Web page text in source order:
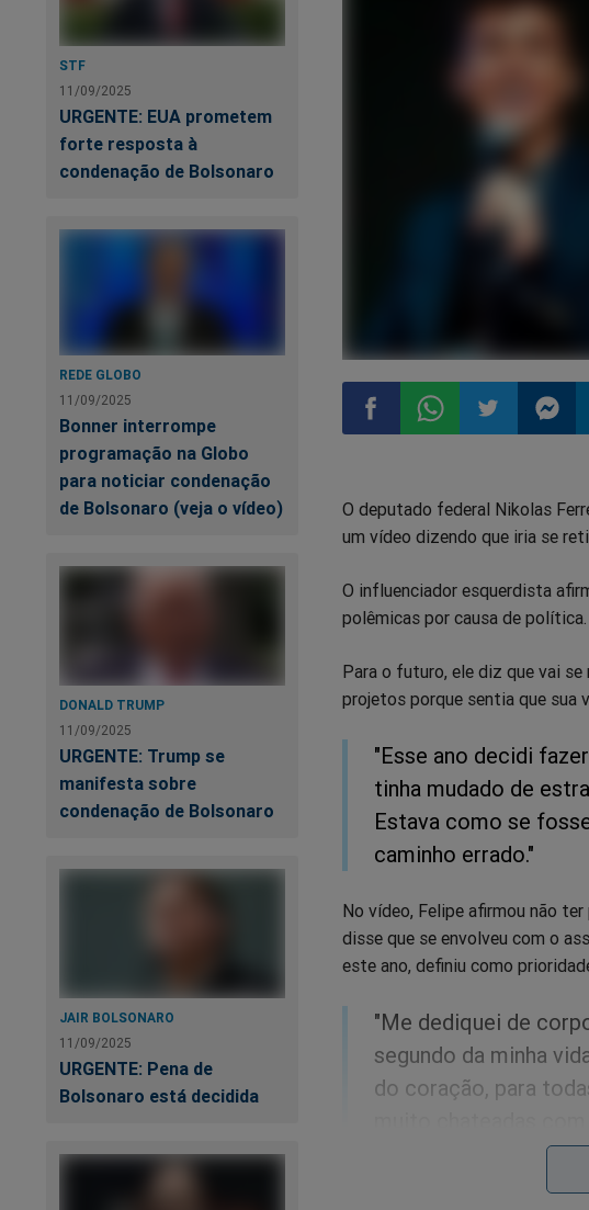
STF
11/09/2025
URGENTE: EUA prometem
forte resposta à
condenação de Bolsonaro
REDE GLOBO
11/09/2025
Bonner interrompe
programação na Globo
para noticiar condenação
de Bolsonaro (veja o vídeo)
DONALD TRUMP
11/09/2025
URGENTE: Trump se
manifesta sobre
condenação de Bolsonaro
JAIR BOLSONARO
11/09/2025
URGENTE: Pena de
Bolsonaro está decidida
no
no
no
no
O deputado federal Nikolas
um vídeo dizendo que iria se
O influenciador esquerdista
polêmicas por causa de política.
Para o futuro, ele diz que vai
projetos porque sentia que sua
"Esse ano decidi
tinha mudado de
Estava como se
caminho errado."
No vídeo, Felipe afirmou não
disse que se envolveu com o
este ano, definiu como
"Me dediquei de
segundo da minha
do coração, para
em mim. Na minha
conteúdo. Tive que